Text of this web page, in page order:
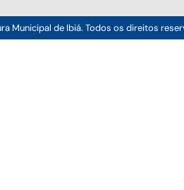
Municipal de Ibiá. Todos os direitos